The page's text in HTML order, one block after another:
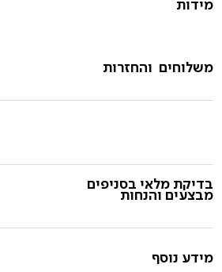
מידות
משלוחים והחזרות
בדיקת מלאי בסניפים
מבצעים והנחות
מידע נוסף